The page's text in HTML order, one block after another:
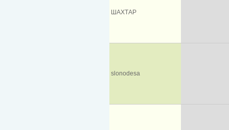
ШАХТАР
slonodesa